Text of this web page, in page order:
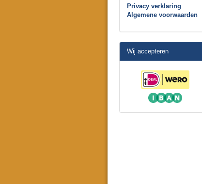
Privacy verklaring
Algemene voorwaarden
Wij accepteren